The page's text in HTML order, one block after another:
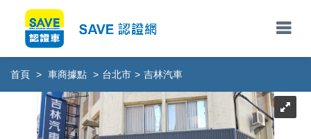
首頁 > 車商據點 > 台北市 > 吉林汽車